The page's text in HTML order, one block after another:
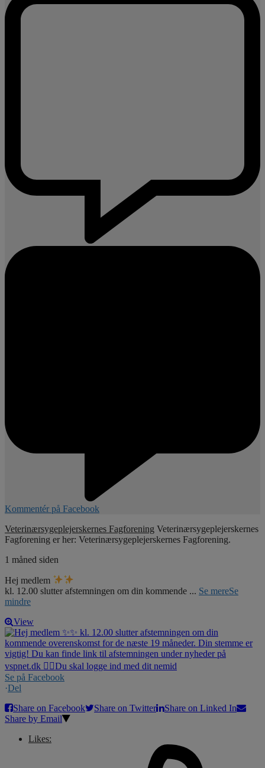
Kommentér på Facebook
Veterinærsygeplejerskernes Fagforening Veterinærsygeplejerskernes
Fagforening er her: Veterinærsygeplejerskernes Fagforening.
1 måned siden
Hej medlem
kl. 12.00 slutter afstemningen om din kommende ... Se mereSe
mindre
View
Se på Facebook
·Del
Share on Facebook
Share on Twitter
Share on Linked In
Share by Email
Likes: